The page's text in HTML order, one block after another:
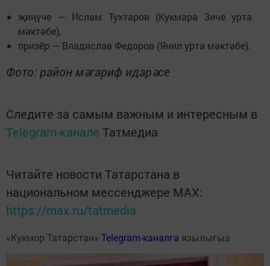
җиңүче — Ислам Тухтаров (Кукмара 3нче урта
мәктәбе),
призёр — Владислав Федоров (Янил урта мәктәбе).
Фото: район мәгариф идарәсе
Следите за самым важным и интересным в
Telegram-канале Татмедиа
Читайте новости Татарстана в
национальном мессенджере MАХ:
https://max.ru/tatmedia
«Кукмор Татарстан» Telegram-каналга язылыгыз